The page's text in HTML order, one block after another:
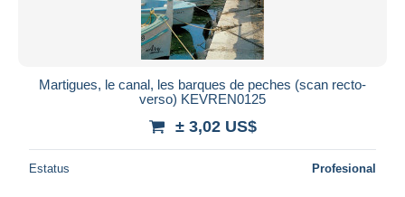
Martigues, le canal, les barques de peches (scan recto-
verso) KEVREN0125
± 3,02 US$
Estatus Profesional